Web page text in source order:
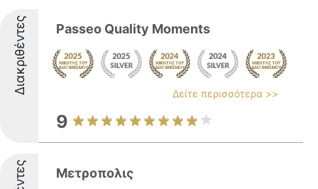
Διακριθέντες Passeo Quality Moments
Δείτε περισσότερα >>
9
Μετροπολις